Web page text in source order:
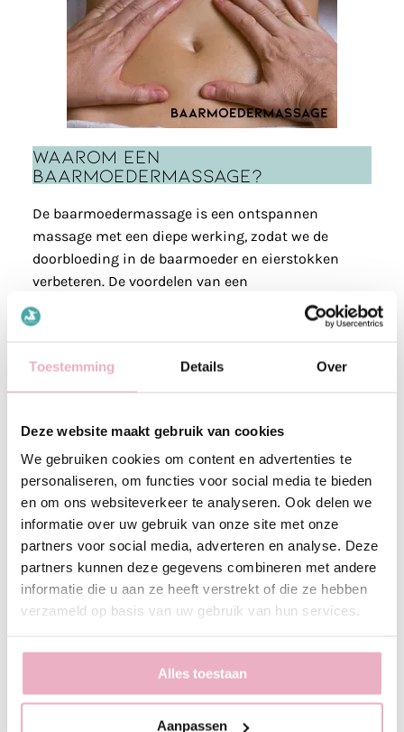
Toestemming Details Over
Deze website maakt gebruik van cookies
We gebruiken cookies om content en advertenties te
personaliseren, om functies voor social media te bieden
en om ons websiteverkeer te analyseren. Ook delen we
informatie over uw gebruik van onze site met onze
partners voor social media, adverteren en analyse. Deze
partners kunnen deze gegevens combineren met andere
informatie die u aan ze heeft verstrekt of die ze hebben
verzameld op basis van uw gebruik van hun services.
Alles toestaan
Aanpassen
Waarom een
baarmoedermassage?
De baarmoedermassage is een ontspannen
massage met een diepe werking, zodat we de
doorbloeding in de baarmoeder en eierstokken
verbeteren. De voordelen van een
baarmoedermassage:
baarmoederslijmvlies
Verminderen van verklevingen
keizersnede raden we
treatmentaan).
Verbeteren van de hormonale disbalans
Verbeteren van de lymfestroom
De baarmoedermassage wordt toegepast bij:
Menstruatieklachtenzoals een onregelmatige
Endometriose of geblokkeerde eileiders door
verklevingen en pijn te verminderen.